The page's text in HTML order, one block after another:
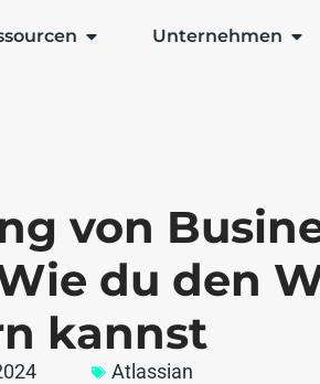
Unternehmen
von
du den
kannst
Atlassian